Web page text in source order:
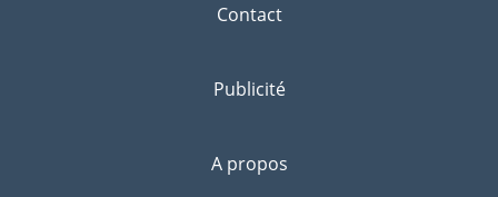
Contact
Publicité
A propos